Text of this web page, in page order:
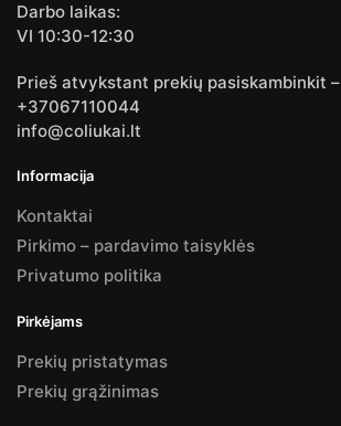
Darbo laikas:
VI 10:30-12:30
Prieš atvykstant prekių pasiskambinkit –
+37067110044
info@coliukai.lt
Informacija
Kontaktai
Pirkimo – pardavimo taisyklės
Privatumo politika
Pirkėjams
Prekių pristatymas
Prekių grąžinimas